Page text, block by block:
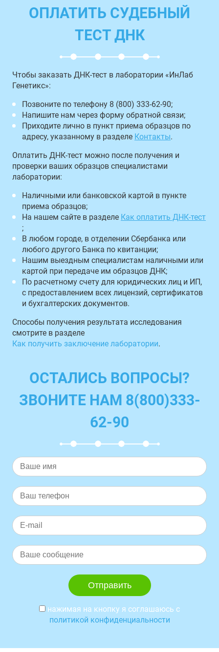
ОПЛАТИТЬ СУДЕБНЫЙ
ТЕСТ ДНК
Чтобы заказать ДНК-тест в лаборатории «ИнЛаб
Генетикс»:
Позвоните по телефону 8 (800) 333-62-90;
Напишите нам через форму обратной связи;
Приходите лично в пункт приема образцов по
адресу, указанному в разделе Контакты.
Оплатить ДНК-тест можно после получения и
проверки ваших образцов специалистами
лаборатории:
Наличными или банковской картой в пункте
приема образцов;
На нашем сайте в разделе Как оплатить ДНК-тест
;
В любом городе, в отделении Сбербанка или
любого другого Банка по квитанции;
Нашим выездным специалистам наличными или
картой при передаче им образцов ДНК;
По расчетному счету для юридических лиц и ИП,
с предоставлением всех лицензий, сертификатов
и бухгалтерских документов.
Способы получения результата исследования
смотрите в разделе
Как получить заключение лаборатории.
ОСТАЛИСЬ ВОПРОСЫ?
ЗВОНИТЕ НАМ 8(800)333-
62-90
нажимая на кнопку я соглашаюсь с
политикой конфиденциальности